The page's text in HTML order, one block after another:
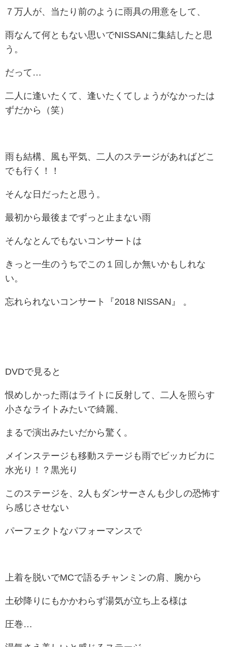
７万人が、当たり前のように雨具の用意をして、
雨なんて何ともない思いでNISSANに集結したと思
う。
だって…
二人に逢いたくて、逢いたくてしょうがなかったは
ずだから（笑）
雨も結構、風も平気、二人のステージがあればどこ
でも行く！！
そんな日だったと思う。
最初から最後までずっと止まない雨
そんなとんでもないコンサートは
きっと一生のうちでこの１回しか無いかもしれな
い。
忘れられないコンサート『2018 NISSAN』 。
DVDで見ると
恨めしかった雨はライトに反射して、二人を照らす
小さなライトみたいで綺麗、
まるで演出みたいだから驚く。
メインステージも移動ステージも雨でビッカビカに
水光り！？黒光り
このステージを、2人もダンサーさんも少しの恐怖す
ら感じさせない
パーフェクトなパフォーマンスで
上着を脱いでMCで語るチャンミンの肩、腕から
土砂降りにもかかわらず湯気が立ち上る様は
圧巻…